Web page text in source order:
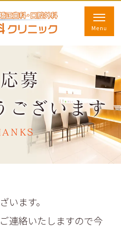
募
ございます
います。
連絡いたしますので今